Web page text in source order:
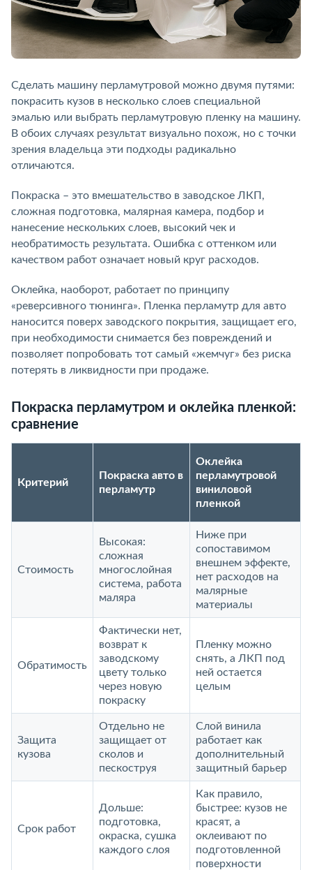
Сделать машину перламутровой можно двумя путями:
покрасить кузов в несколько слоев специальной
эмалью или выбрать перламутровую пленку на машину.
В обоих случаях результат визуально похож, но с точки
зрения владельца эти подходы радикально
отличаются.
Покраска – это вмешательство в заводское ЛКП,
сложная подготовка, малярная камера, подбор и
нанесение нескольких слоев, высокий чек и
необратимость результата. Ошибка с оттенком или
качеством работ означает новый круг расходов.
Оклейка, наоборот, работает по принципу
«реверсивного тюнинга». Пленка перламутр для авто
наносится поверх заводского покрытия, защищает его,
при необходимости снимается без повреждений и
позволяет попробовать тот самый «жемчуг» без риска
потерять в ликвидности при продаже.
Покраска перламутром и оклейка пленкой:
сравнение
Критерий
Покраска авто в
перламутр
Оклейка
перламутровой
виниловой
пленкой
Стоимость
Высокая:
сложная
многослойная
система, работа
маляра
Ниже при
сопоставимом
внешнем эффекте,
нет расходов на
малярные
материалы
Обратимость
Фактически нет,
возврат к
заводскому
цвету только
через новую
покраску
Пленку можно
снять, а ЛКП под
ней остается
целым
Защита
кузова
Отдельно не
защищает от
сколов и
пескоструя
Слой винила
работает как
дополнительный
защитный барьер
Срок работ
Дольше:
подготовка,
окраска, сушка
каждого слоя
Как правило,
быстрее: кузов не
красят, а
оклеивают по
подготовленной
поверхности